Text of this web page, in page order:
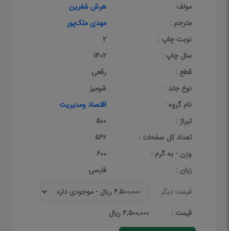
مولف :
هرش شفرین
مترجم :
مهدی ملک‌پور
نوبت چاپ :
2
سال چاپ :
1402
قطع :
رقعی
نوع جلد :
شومیز
نام گروه :
اقتصاد ومدیریت
تیراژ :
500
تعداد کل صفحات :
562
وزن - به گرم :
600
زبان :
فارسی
قیمت دیگر :
قيمت :
4,500,000 ریال